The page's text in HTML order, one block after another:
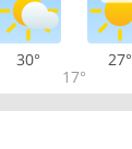
30°
17°
27°